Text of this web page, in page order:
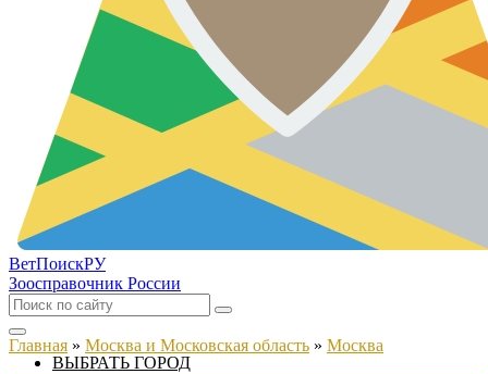
ВетПоискРУ
Зоосправочник России
ВЫБРАТЬ ГОРОД
Главная » Москва и Московская область » Москва